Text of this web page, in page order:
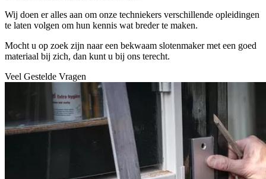
Wij doen er alles aan om onze techniekers verschillende opleidingen
te laten volgen om hun kennis wat breder te maken.
Mocht u op zoek zijn naar een bekwaam slotenmaker met een goed
materiaal bij zich, dan kunt u bij ons terecht.
Veel Gestelde Vragen